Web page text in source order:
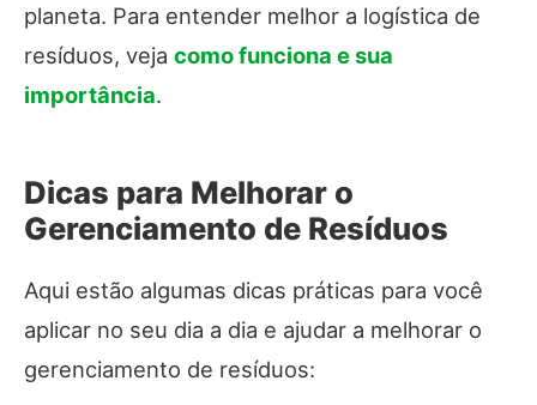
planeta. Para entender melhor a logística de
resíduos, veja como funciona e sua
importância.
Dicas para Melhorar o
Gerenciamento de Resíduos
Aqui estão algumas dicas práticas para você
aplicar no seu dia a dia e ajudar a melhorar o
gerenciamento de resíduos: